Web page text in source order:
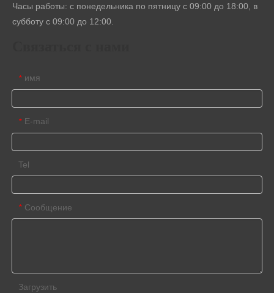
Часы работы: с понедельника по пятницу с 09:00 до 18:00, в
субботу с 09:00 до 12:00.
* имя
* E-mail
Tel
* Сообщение
Загрузить